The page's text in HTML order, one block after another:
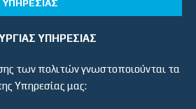
ΥΠΗΡΕΣΊΑΣ
ΥΠΗΡΕΣΙΑΣ
των πολιτών γνωστοποιούνται τα
Υπηρεσίας μας: